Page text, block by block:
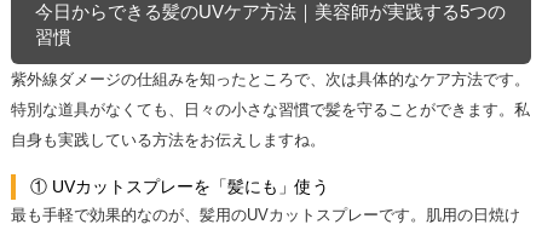
今日からできる髪のUVケア方法｜美容師が実践する5つの
習慣
紫外線ダメージの仕組みを知ったところで、次は具体的なケア方法です。
特別な道具がなくても、日々の小さな習慣で髪を守ることができます。私
自身も実践している方法をお伝えしますね。
① UVカットスプレーを「髪にも」使う
最も手軽で効果的なのが、髪用のUVカットスプレーです。肌用の日焼け